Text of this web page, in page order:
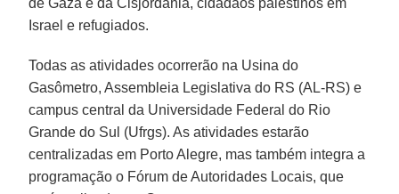
Israel e refugiados.
Todas as atividades ocorrerão na Usina do
Gasômetro, Assembleia Legislativa do RS (AL-RS) e
campus central da Universidade Federal do Rio
Grande do Sul (Ufrgs). As atividades estarão
centralizadas em Porto Alegre, mas também integra a
programação o Fórum de Autoridades Locais, que